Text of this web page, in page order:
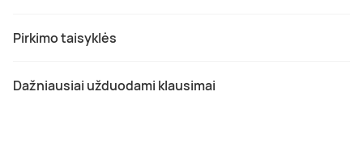
Pirkimo taisyklės
Dažniausiai užduodami klausimai